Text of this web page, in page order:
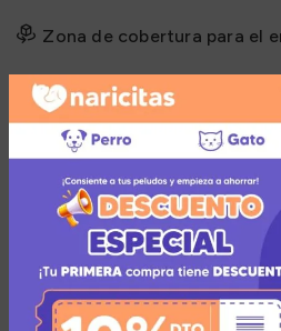
Zona de cobertura para el
Características y beneficios:
Suplemento de vitaminas y